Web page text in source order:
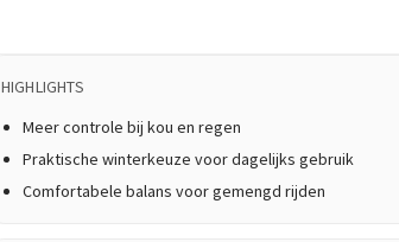
HIGHLIGHTS
Meer controle bij kou en regen
Praktische winterkeuze voor dagelijks gebruik
Comfortabele balans voor gemengd rijden